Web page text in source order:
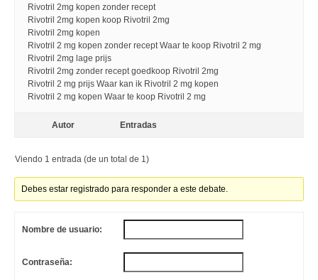
Rivotril 2mg kopen zonder recept
Rivotril 2mg kopen koop Rivotril 2mg
Rivotril 2mg kopen
Rivotril 2 mg kopen zonder recept Waar te koop Rivotril 2 mg
Rivotril 2mg lage prijs
Rivotril 2mg zonder recept goedkoop Rivotril 2mg
Rivotril 2 mg prijs Waar kan ik Rivotril 2 mg kopen
Rivotril 2 mg kopen Waar te koop Rivotril 2 mg
Autor Entradas
Viendo 1 entrada (de un total de 1)
Debes estar registrado para responder a este debate.
Nombre de usuario:
Contraseña: